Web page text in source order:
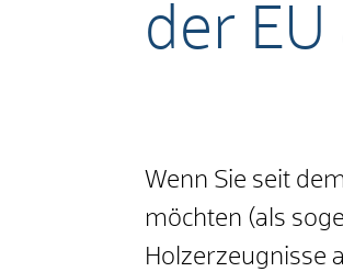
der
Wenn Sie seit
möchten (als
Holzerzeugnisse